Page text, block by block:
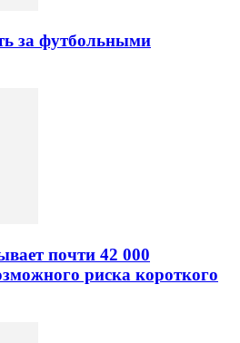
за футбольными
почти 42 000
риска короткого